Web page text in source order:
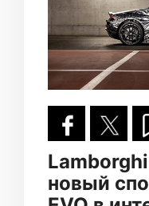
новый